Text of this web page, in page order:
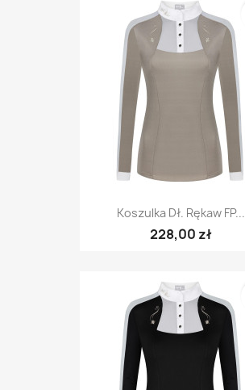
Koszulka Dł. Rękaw FP...
228,00 zł